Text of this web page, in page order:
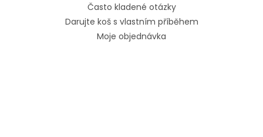
Často kladené otázky
Darujte koš s vlastním příběhem
Moje objednávka